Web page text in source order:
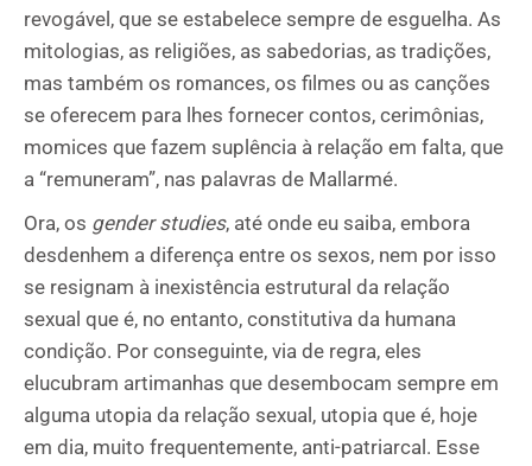
revogável, que se estabelece sempre de esguelha. As
mitologias, as religiões, as sabedorias, as tradições,
mas também os romances, os filmes ou as canções
se oferecem para lhes fornecer contos, cerimônias,
momices que fazem suplência à relação em falta, que
a “remuneram”, nas palavras de Mallarmé.
Ora, os gender studies, até onde eu saiba, embora
desdenhem a diferença entre os sexos, nem por isso
se resignam à inexistência estrutural da relação
sexual que é, no entanto, constitutiva da humana
condição. Por conseguinte, via de regra, eles
elucubram artimanhas que desembocam sempre em
alguma utopia da relação sexual, utopia que é, hoje
em dia, muito frequentemente, anti-patriarcal. Esse